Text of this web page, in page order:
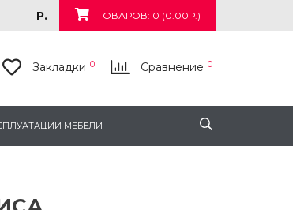
ТОВАРОВ: 0 (0.00Р.)
Р.
Закладки 0 Сравнение 0
МЕБЕЛИ